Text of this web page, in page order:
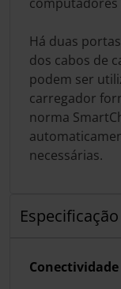
Há duas
dos cabos de
podem ser
carregador
norma
necessárias.
Especificação
Conectividade